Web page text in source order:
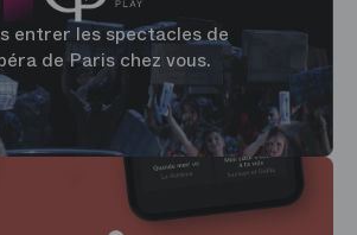
entrer les spectacles de
de Paris chez vous.